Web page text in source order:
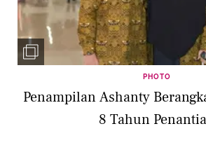
PHOTO
Penampilan Ashanty
8 Tahun